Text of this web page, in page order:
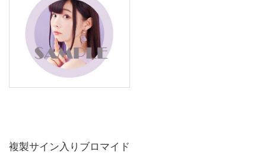
複製サイン入りブロマイド